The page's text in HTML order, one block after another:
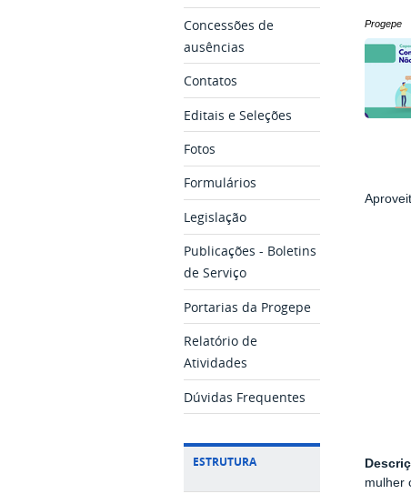
Concessões de
ausências
Contatos
Editais e Seleções
Fotos
Formulários
Legislação
Publicações - Boletins
de Serviço
Portarias da Progepe
Relatório de
Atividades
Dúvidas Frequentes
ESTRUTURA
Progepe
mulher